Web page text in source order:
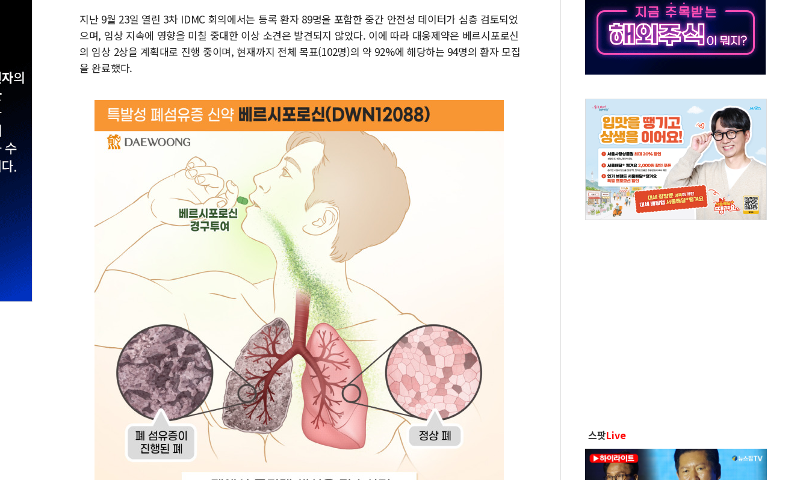
오세훈 "용산공원 주택 검토, 민주당 스스로 원칙 뒤집는 것"
충북 주말 무더위 지속…청주·진천 35도, 곳곳 소나기
10월 보완수사권 폐지·공소청 출범…피해자들 '범죄 사각지대' 우려
지난 9월 23일 열린 3차 IDMC 회의에서는 등록 환자 89명을 포함한 중간 안전성 데이터가 심층 검토되었
으며, 임상 지속에 영향을 미칠 중대한 이상 소견은 발견되지 않았다. 이에 따라 대웅제약은 베르시포로신
의 임상 2상을 계획대로 진행 중이며, 현재까지 전체 목표(102명)의 약 92%에 해당하는 94명의 환자 모집
을 완료했다.
스팟Live